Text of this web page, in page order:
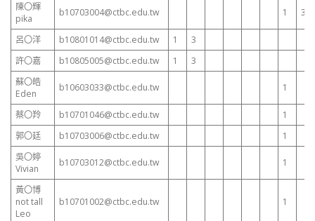
陳〇輝
pika
b10703004@ctbc.edu.tw 1 3
呂〇洋 b10801014@ctbc.edu.tw 1
3
許〇嘉
b10805005@ctbc.edu.tw 1
3
蘇〇皓
Eden
b10603033@ctbc.edu.tw 1
蔡〇羚 b10701046@ctbc.edu.tw
1
郭〇廷
b10703006@ctbc.edu.tw
1
吳〇婷
Vivian
b10703012@ctbc.edu.tw 1
黃〇博
not tall
Leo
b10701002@ctbc.edu.tw 1